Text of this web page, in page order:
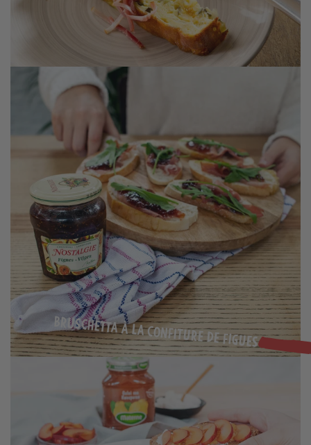
Bruschetta à la confiture de figues